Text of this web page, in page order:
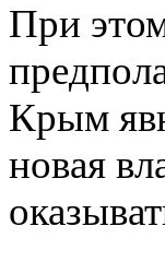
При
Крым
новая